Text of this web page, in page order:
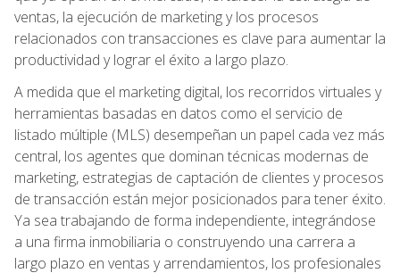
ventas, la ejecución de marketing y los procesos
relacionados con transacciones es clave para aumentar la
productividad y lograr el éxito a largo plazo.
A medida que el marketing digital, los recorridos virtuales y
herramientas basadas en datos como el servicio de
listado múltiple (MLS) desempeñan un papel cada vez más
central, los agentes que dominan técnicas modernas de
marketing, estrategias de captación de clientes y procesos
de transacción están mejor posicionados para tener éxito.
Ya sea trabajando de forma independiente, integrándose
a una firma inmobiliaria o construyendo una carrera a
largo plazo en ventas y arrendamientos, los profesionales